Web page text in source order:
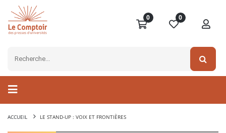
0 0
ACCUEIL LE STAND-UP : VOIX ET FRONTIÈRES